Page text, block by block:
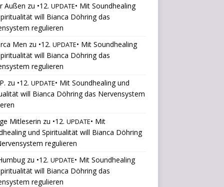
Außen zu •12. UPDATE• Mit Soundhealing
will Bianca Döhring das
regulieren
Men zu •12. UPDATE• Mit Soundhealing
will Bianca Döhring das
regulieren
zu •12. UPDATE• Mit Soundhealing und
will Bianca Döhring das Nervensystem
Mitleserin zu •12. UPDATE• Mit
und Spiritualität will Bianca Döhring
regulieren
zu •12. UPDATE• Mit Soundhealing
will Bianca Döhring das
regulieren